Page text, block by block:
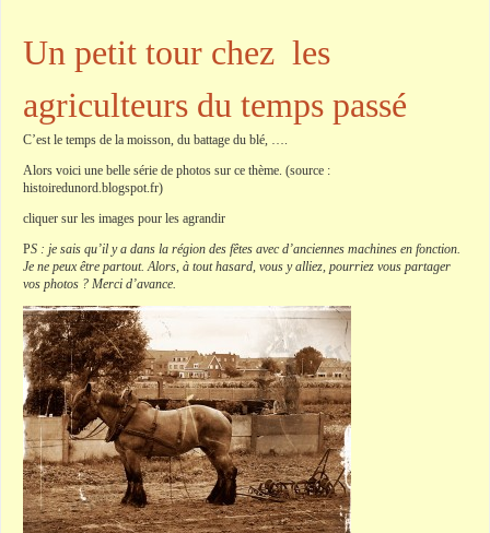
Un petit tour chez les
agriculteurs du temps passé
C’est le temps de la moisson, du battage du blé, ….
Alors voici une belle série de photos sur ce thème. (source :
histoiredunord.blogspot.fr)
cliquer sur les images pour les agrandir
PS : je sais qu’il y a dans la région des fêtes avec d’anciennes machines en fonction.
Je ne peux être partout. Alors, à tout hasard, vous y alliez, pourriez vous partager
vos photos ? Merci d’avance.